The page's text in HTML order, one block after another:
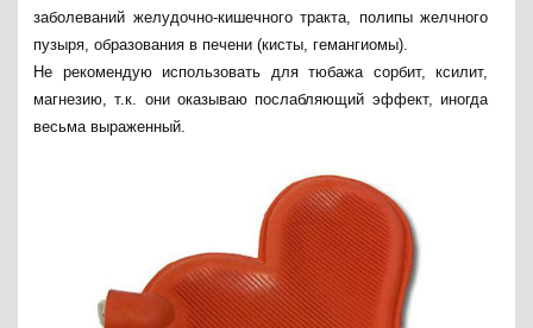
заболеваний желудочно-кишечного тракта, полипы желчного
пузыря, образования в печени (кисты, гемангиомы).
Не рекомендую использовать для тюбажа сорбит, ксилит,
магнезию, т.к. они оказываю послабляющий эффект, иногда
весьма выраженный.